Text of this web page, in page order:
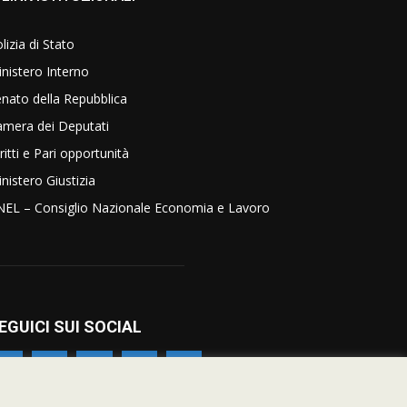
di Stato
Interno
della Repubblica
dei Deputati
e Pari opportunità
Giustizia
– Consiglio Nazionale Economia e Lavoro
SUI SOCIAL